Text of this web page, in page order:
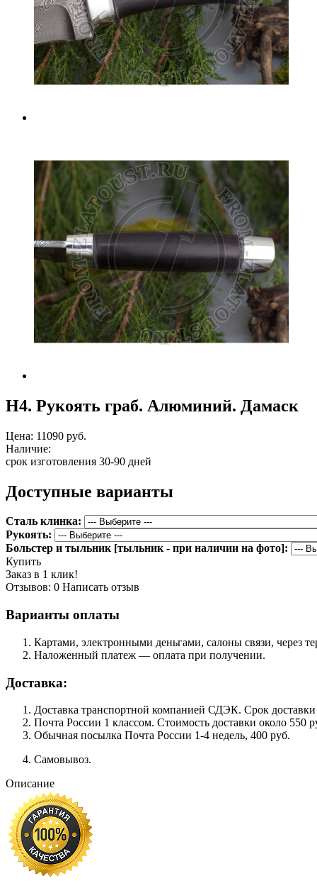
Н4. Рукоять граб. Алюминий. Дамаск
Цена: 11090 руб.
Наличие:
срок изготовления 30-90 дней
Доступные варианты
Сталь клинка:
Рукоять:
Больстер и тыльник [тыльник - при наличии на фото]:
Купить
Заказ в 1 клик!
Отзывов: 0 Написать отзыв
Варианты оплаты
Картами, электронными деньгами, салоны связи, через
Наложенный платеж — оплата при получении.
Доставка:
Доставка транспортной компанией СДЭК. Срок
Почта России 1 классом. Cтоимость доставки около 550
Обычная посылка Почта России 1-4 недель, 400 руб.
Самовывоз.
Описание